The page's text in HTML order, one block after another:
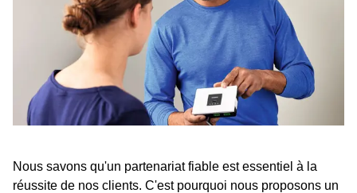
Nous savons qu'un partenariat fiable est essentiel à la
réussite de nos clients. C'est pourquoi nous proposons un